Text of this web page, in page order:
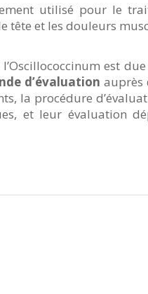
utilisé pour le
tête et les douleurs
l’Oscillococcinum est
d’évaluation auprès
la procédure
et leur évaluation